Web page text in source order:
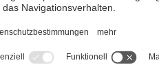
Meldet euch